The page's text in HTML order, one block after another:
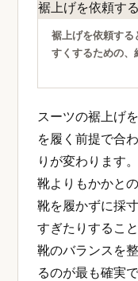
裾上げを依頼する
すくするための、
スーツの裾上げ
を履く前提で合
りが変わります
靴よりもかかと
靴を履かずに採
すぎたりするこ
靴のバランスを
るのが最も確実で